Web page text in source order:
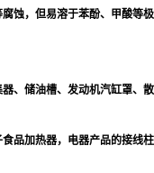
蚀，但易溶于苯酚、甲酸等
、储油槽、发动机汽缸罩、
品加热器，电器产品的接线柱